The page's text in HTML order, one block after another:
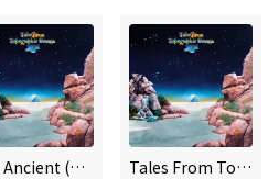
The Ancient (Giants Under the Sun) [Single Edit] [2026 Remaster]
Tales From Topographic Oceans (Super Deluxe Edition)